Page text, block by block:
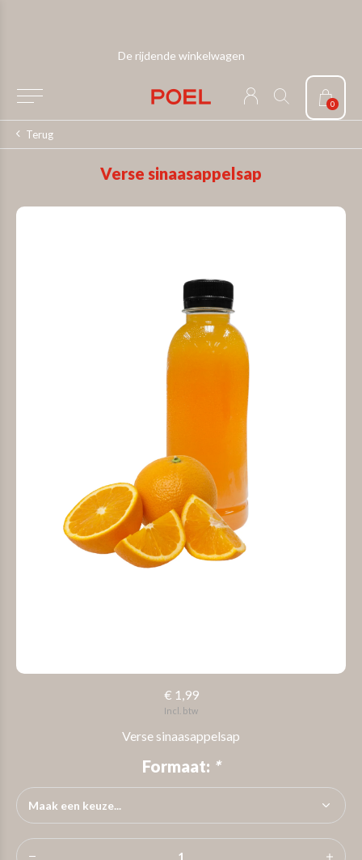
0
De rijdende winkelwagen
Terug
Verse sinaasappelsap
€ 1,99
Incl. btw
Verse sinaasappelsap
Formaat: *